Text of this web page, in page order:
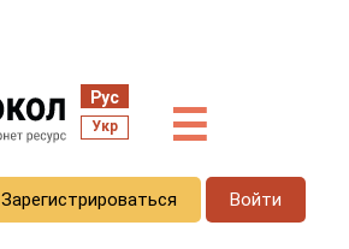
Рус
Укр ☰
Зарегистрироваться Войти